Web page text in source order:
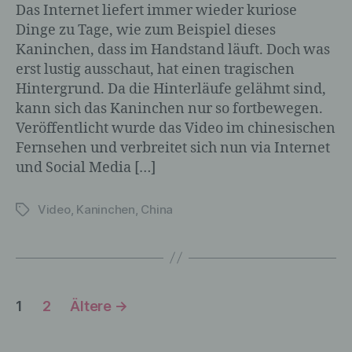
Das Internet liefert immer wieder kuriose
Dinge zu Tage, wie zum Beispiel dieses
Kaninchen, dass im Handstand läuft. Doch was
erst lustig ausschaut, hat einen tragischen
Hintergrund. Da die Hinterläufe gelähmt sind,
kann sich das Kaninchen nur so fortbewegen.
Veröffentlicht wurde das Video im chinesischen
Fernsehen und verbreitet sich nun via Internet
und Social Media […]
Schlagwörter
Video, Kaninchen China
Seitennummerierung
1 2 Ältere →
ohne Hinzuziehung zusätzlicher
Informationen nicht mehr einer
spezifischen betroffenen Person
zugeordnet werden können, sofern diese
zusätzlichen Informationen gesondert
aufbewahrt werden und technischen und
organisatorischen Maßnahmen
unterliegen, die gewährleisten, dass die
personenbezogenen Daten nicht einer
identifizierten oder identifizierbaren
natürlichen Person zugewiesen werden.
Verarbeitung Verantwortlicher
Verantwortlicher oder für die Verarbeitung
Verantwortlicher ist die natürliche oder